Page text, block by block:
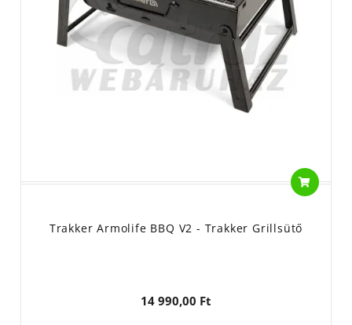
Trakker Armolife BBQ V2 - Trakker Grillsütő
14 990,00 Ft